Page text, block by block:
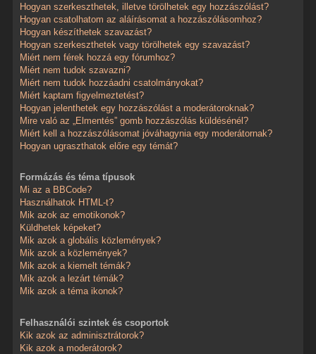
Hogyan szerkeszthetek, illetve törölhetek egy hozzászólást?
Hogyan csatolhatom az aláírásomat a hozzászólásomhoz?
Hogyan készíthetek szavazást?
Hogyan szerkeszthetek vagy törölhetek egy szavazást?
Miért nem férek hozzá egy fórumhoz?
Miért nem tudok szavazni?
Miért nem tudok hozzáadni csatolmányokat?
Miért kaptam figyelmeztetést?
Hogyan jelenthetek egy hozzászólást a moderátoroknak?
Mire való az „Elmentés” gomb hozzászólás küldésénél?
Miért kell a hozzászólásomat jóváhagynia egy moderátornak?
Hogyan ugraszthatok előre egy témát?
Formázás és téma típusok
Mi az a BBCode?
Használhatok HTML-t?
Mik azok az emotikonok?
Küldhetek képeket?
Mik azok a globális közlemények?
Mik azok a közlemények?
Mik azok a kiemelt témák?
Mik azok a lezárt témák?
Mik azok a téma ikonok?
Felhasználói szintek és csoportok
Kik azok az adminisztrátorok?
Kik azok a moderátorok?